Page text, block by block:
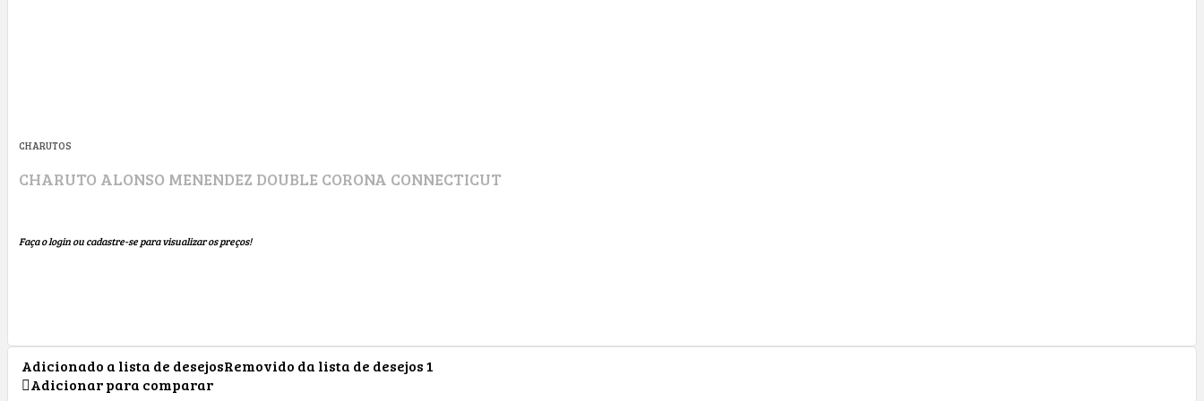
CHARUTOS
CHARUTO ALONSO MENENDEZ DOUBLE CORONA CONNECTICUT
Faça o login ou cadastre-se para visualizar os preços!
Adicionado a lista de desejosRemovido da lista de desejos1
Adicionar para comparar